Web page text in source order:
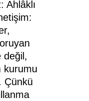
Ahlâklı
değil,
kurumu
Çünkü